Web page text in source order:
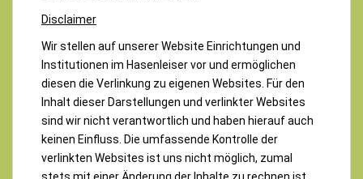
Disclaimer
Wir stellen auf unserer Website Einrichtungen und
Institutionen im Hasenleiser vor und ermöglichen
diesen die Verlinkung zu eigenen Websites. Für den
Inhalt dieser Darstellungen und verlinkter Websites
sind wir nicht verantwortlich und haben hierauf auch
keinen Einfluss. Die umfassende Kontrolle der
verlinkten Websites ist uns nicht möglich, zumal